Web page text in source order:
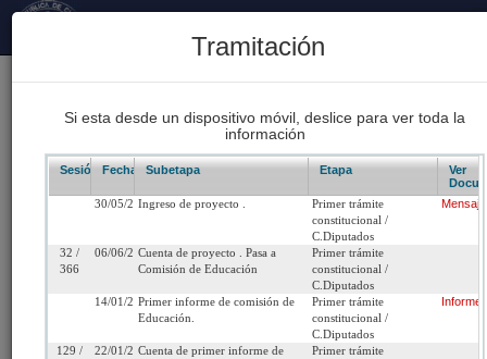
Proyectos de Ley Despachados 93
62
Boletín 11780-04
Tramitación
Si esta desde un dispositivo móvil, deslice para ver toda la
información
Sesión/Leg.
Fecha Subetapa Etapa
Ver
30/05/2018Ingreso de proyecto .
Primer trámite
constitucional /
C.Diputados
32 /
366
06/06/2018Cuenta de proyecto . Pasa a
Comisión de Educación
Primer trámite
constitucional /
C.Diputados
14/01/2019Primer informe de comisión de
Educación.
Primer trámite
constitucional /
C.Diputados
Informe
129 /
22/01/2019Cuenta de primer informe de
Primer trámite